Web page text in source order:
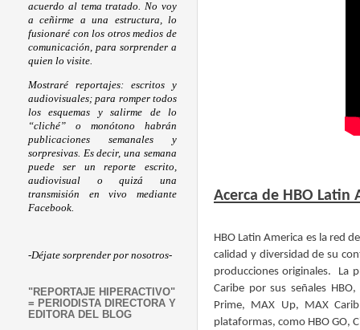
Acerca de HBO Latin
HBO Latin America es la red
calidad y diversidad de su
producciones originales. La
Caribe por sus señales
Prime, MAX Up, MAX
plataformas, como HBO GO,
acuerdo al tema tratado. No voy
a ceñirme a una estructura, lo
fusionaré con los otros medios de
comunicación, para sorprender a
quien lo visite.
Mostraré reportajes: escritos y
audiovisuales; para romper todos
los esquemas y salirme de lo
“cliché” o monótono habrán
publicaciones semanales y
sorpresivas. Es decir, una semana
puede ser un reporte escrito,
audiovisual o quizá una
transmisión en vivo mediante
Facebook.
-Déjate sorprender por nosotros-
"REPORTAJE HIPERACTIVO"
= PERIODISTA DIRECTORA Y
EDITORA DEL BLOG